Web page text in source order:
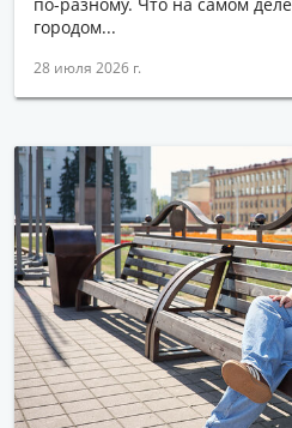
городом...
28 июля 2026 г.